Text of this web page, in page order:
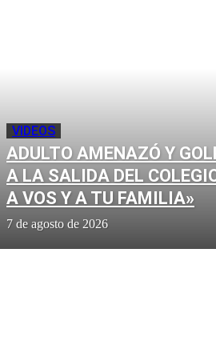
VIDEOS
ADULTO AMENAZÓ Y
A LA SALIDA DEL
A VOS Y A TU FAMILIA»
7 de agosto de 2026